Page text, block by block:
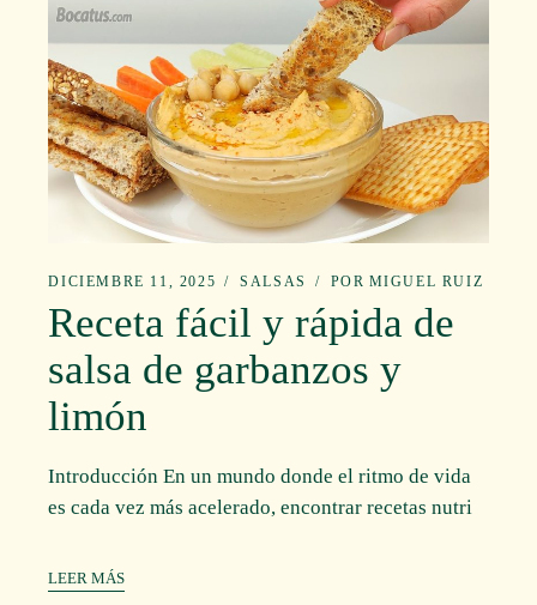
DICIEMBRE 11, 2025 SALSAS POR MIGUEL RUIZ
Receta fácil y rápida de
salsa de garbanzos y
limón
Introducción En un mundo donde el ritmo de vida
es cada vez más acelerado, encontrar recetas nutri
LEER MÁS